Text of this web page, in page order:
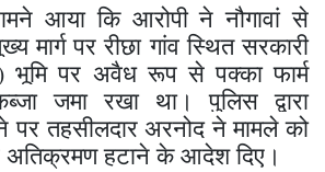
आया कि आरोपी ने नौगावां से
मार्ग पर रीछा गांव स्थित सरकारी
भूमि पर अवैध रूप से पक्का फार्म
जमा रखा था। पुलिस द्वारा
पर तहसीलदार अरनोद ने मामले को
अतिक्रमण हटाने के आदेश दिए।